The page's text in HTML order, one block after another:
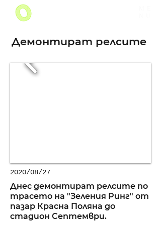
Демонтират релсите
2020/08/27
Днес демонтират релсите по
трасето на "Зеления Ринг" от
пазар Красна Поляна до
стадион Септември.